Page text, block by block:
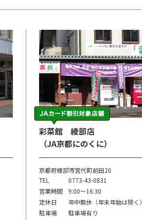
彩菜館 綾部店
（JA京都にのくに）
京都府綾部市宮代町前田20
TEL
0773-43-0831
営業時間
9:00～16:30
定休日
年中無休（年末年始は除く）
駐車場
駐車場有り